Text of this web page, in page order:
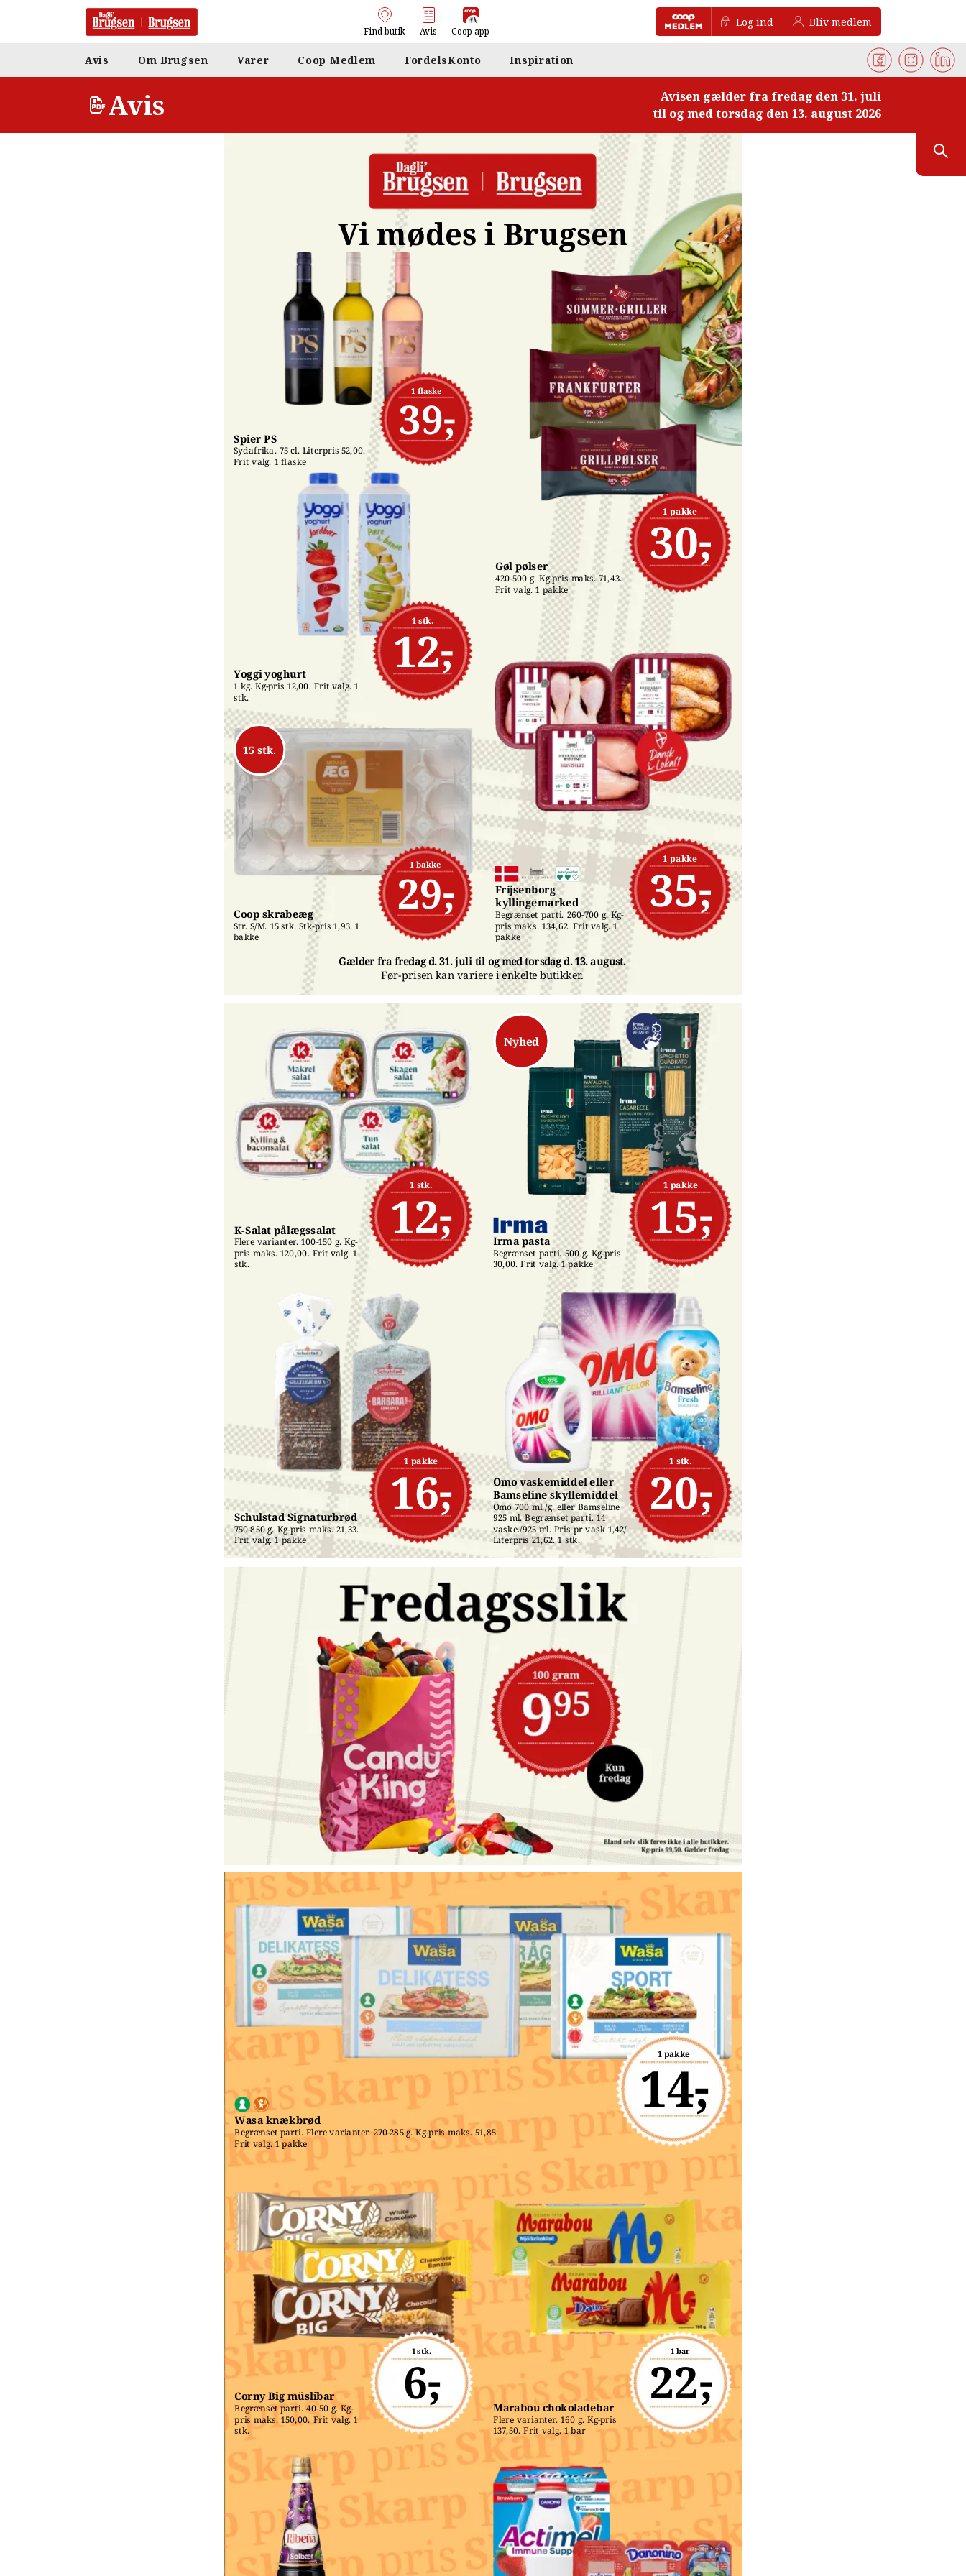
Find butik Avis Coop app
Log ind Bliv medlem
Avis Om Brugsen Varer Coop Medlem FordelsKonto Inspiration
Avis
Avisen gælder fra fredag den 31. juli
til og med torsdag den 13. august 2026
Vi mødes i Brugsen
1 pakke
30,-
Gøl pølser
420-500 g. Kg-pris maks. 71,43.
Frit valg. 1 pakke
1 pakke
35,-
Frijsenborg
kyllingemarked
Begrænset parti. 260-700 g. Kg-
pris maks. 134,62. Frit valg. 1
pakke
Gælder fra fredag d. 31. juli til og med torsdag d. 13. august.
Før-prisen kan variere i enkelte butikker.
1 bakke
29,-
15 stk.
Coop skrabeæg
Str. S/M. 15 stk. Stk-pris 1,93. 1
bakke
1 stk.
12,-
Yoggi yoghurt
1 kg. Kg-pris 12,00. Frit valg. 1
stk.
1 flaske
39,-
Spier PS
Sydafrika. 75 cl. Literpris 52,00.
Frit valg. 1 flaske
1 pakke
16,-
Schulstad Signaturbrød
750-850 g. Kg-pris maks. 21,33.
Frit valg. 1 pakke
1 stk.
20,-
Omo vaskemiddel eller
Bamseline skyllemiddel
Omo 700 ml./g. eller Bamseline
925 ml. Begrænset parti. 14
vaske./925 ml. Pris pr vask 1,42/
Literpris 21,62. 1 stk.
1 stk.
12,-
K-Salat pålægssalat
Flere varianter. 100-150 g. Kg-
pris maks. 120,00. Frit valg. 1
stk.
1 pakke
15,-
Nyhed
Irma pasta
Begrænset parti. 500 g. Kg-pris
30,00. Frit valg. 1 pakke
1 pakke
14,-
Wasa knækbrød
Begrænset parti. Flere varianter. 270-285 g. Kg-pris maks. 51,85.
Frit valg. 1 pakke
1 stk.
6,-
Corny Big müslibar
Begrænset parti. 40-50 g. Kg-
pris maks. 150,00. Frit valg. 1
stk.
1 bar
22,-
Marabou chokoladebar
Flere varianter. 160 g. Kg-pris
137,50. Frit valg. 1 bar